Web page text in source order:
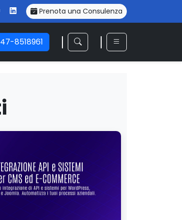
Prenota una Consulenza
8518961